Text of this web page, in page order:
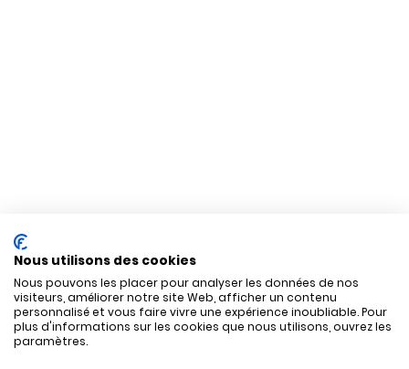
Nous utilisons des cookies
Nous pouvons les placer pour analyser les données de nos
visiteurs, améliorer notre site Web, afficher un contenu
personnalisé et vous faire vivre une expérience inoubliable. Pour
plus d'informations sur les cookies que nous utilisons, ouvrez les
paramètres.